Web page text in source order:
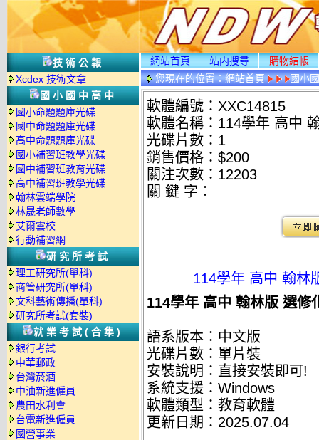
技術公報
Xcdex 技術文章
國小國中高中
國小命題題庫光碟
國中命題題庫光碟
高中命題題庫光碟
國小補習班教學光碟
國中補習班教育光碟
高中補習班教學光碟
翰林雲端學院
林晟老師數學
艾爾雲校
行動補習網
研究所考試
理工研究所(單科)
商管研究所(單科)
文科藝術傳播(單科)
研究所考試(套裝)
就業考試(合集)
銀行考試
中華郵政
台灣菸酒
中油新進僱員
農田水利會
台電新進僱員
國營事業
網站首頁 站内搜尋
購物結帳
您現在的位置：網站首頁 國小
軟體編號：XXC14815
軟體名稱：114學年 高中
光碟片數：1
銷售價格：$200
關注次數： 12203
關 鍵 字：
114學年 高中 翰林
114學年 高中 翰林版 選
語系版本：中文版
光碟片數：單片裝
安裝說明：直接安裝即可!
系統支援：Windows
軟體類型：教育軟體
更新日期：2025.07.04